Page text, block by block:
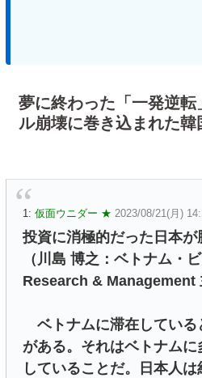
夢に終わった「一発逆
ル崩壊に巻き込まれた韓
1: 仮面ウニダー ★ 2023/08/21(月)
投資に消極的だった日本が
（川島 博之：ベトナム・
Research & Management
ベトナムに滞在している
がある。それはベトナム
していることだ。日本人